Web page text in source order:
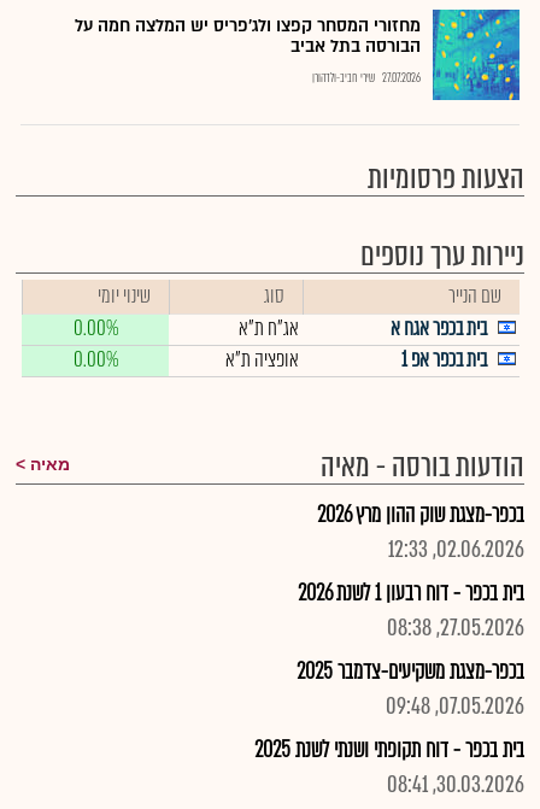
מחזורי המסחר קפצו ולג'פריס יש המלצה חמה על
הבורסה בתל אביב
27.07.2026 שירי חביב-ולדהורן
הצעות פרסומיות
ניירות ערך נוספים
שם הנייר סוג
שינוי יומי
בית בכפר אגח א
אג"ח ת"א
0.00%
בית בכפר אפ 1
אופציה ת"א 0.00%
הודעות בורסה - מאיה מאיה
בכפר-מצגת שוק ההון מרץ 2026
02.06.2026, 12:33
בית בכפר - דוח רבעון 1 לשנת 2026
27.05.2026, 08:38
בכפר-מצגת משקיעים-צדמבר 2025
07.05.2026, 09:48
בית בכפר - דוח תקופתי ושנתי לשנת 2025
30.03.2026, 08:41